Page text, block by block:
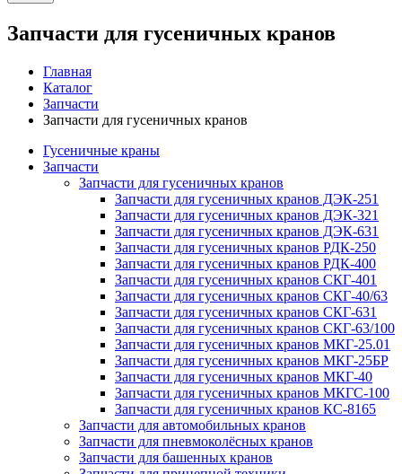
Запчасти для гусеничных кранов
Главная
Каталог
Запчасти
Запчасти для гусеничных кранов
Гусеничные краны
Запчасти
Запчасти для гусеничных кранов
Запчасти для гусеничных кранов ДЭК-251
Запчасти для гусеничных кранов ДЭК-321
Запчасти для гусеничных кранов ДЭК-631
Запчасти для гусеничных кранов РДК-250
Запчасти для гусеничных кранов РДК-400
Запчасти для гусеничных кранов СКГ-401
Запчасти для гусеничных кранов СКГ-40/63
Запчасти для гусеничных кранов СКГ-631
Запчасти для гусеничных кранов СКГ-63/100
Запчасти для гусеничных кранов МКГ-25.01
Запчасти для гусеничных кранов МКГ-25БР
Запчасти для гусеничных кранов МКГ-40
Запчасти для гусеничных кранов МКГС-100
Запчасти для гусеничных кранов КС-8165
Запчасти для автомобильных кранов
Запчасти для пневмоколёсных кранов
Запчасти для башенных кранов